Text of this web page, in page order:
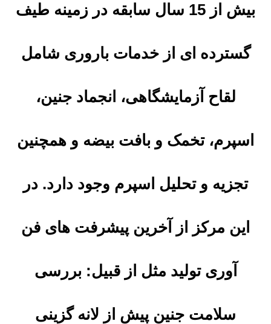
بیش از 15 سال سابقه در زمینه طیف
گسترده ای از خدمات باروری شامل
لقاح آزمایشگاهی، انجماد جنین،
اسپرم، تخمک و بافت بیضه و همچنین
تجزیه و تحلیل اسپرم وجود دارد. در
این مرکز از آخرین پیشرفت های فن
آوری تولید مثل از قبیل: بررسی
سلامت جنین پیش از لانه گزینی